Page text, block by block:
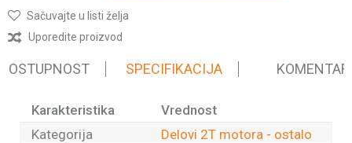
Sačuvajte u listi želja
Uporedite proizvod
SPECIFIKACIJA
Karakteristika
Vrednost
Kategorija
Delovi 2T motora - ostalo